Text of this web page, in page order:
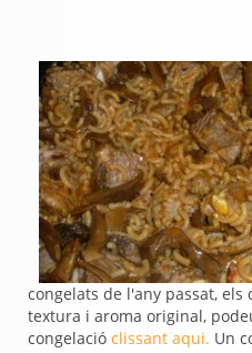
congelats de l'any passat, els
textura i aroma original,
congelació clissant aqui. Un